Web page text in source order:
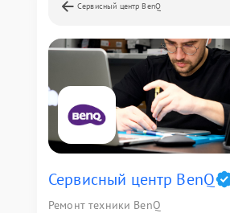
Сервисный центр BenQ
Сервисный центр BenQ
Ремонт техники BenQ